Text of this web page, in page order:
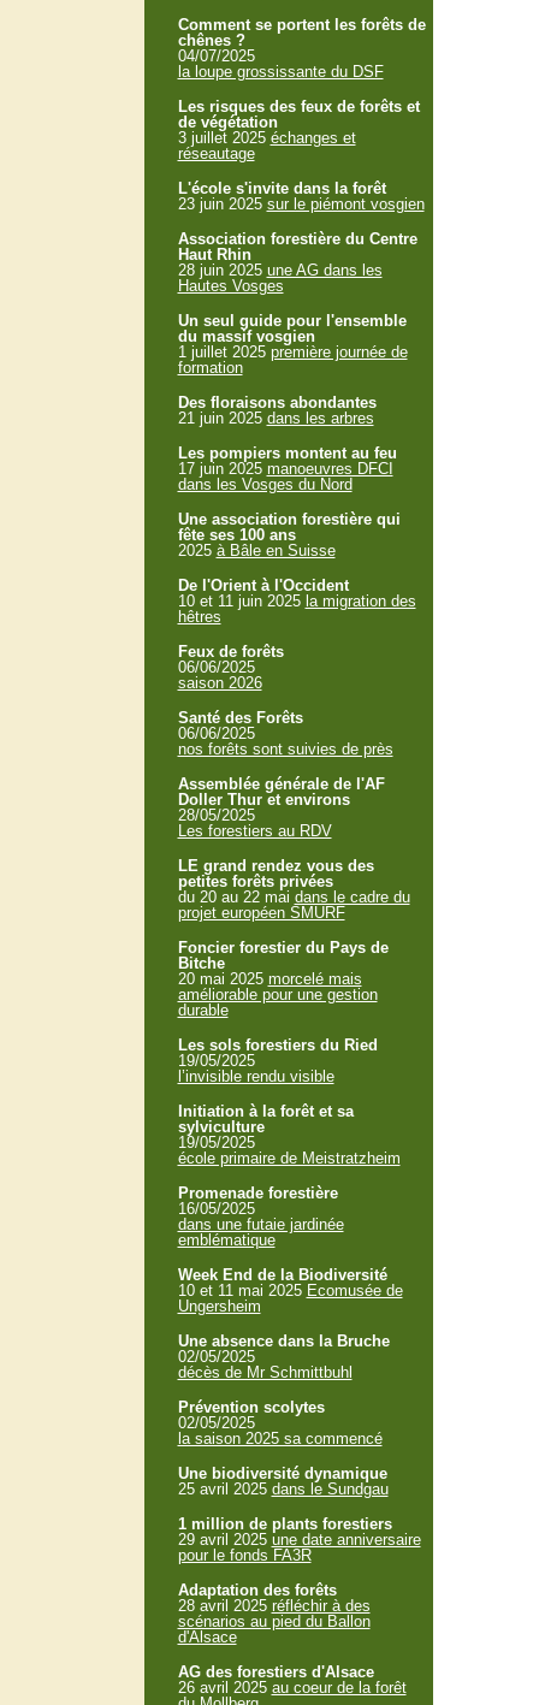
Comment se portent les forêts de
chênes ?
04/07/2025
la loupe grossissante du DSF
Les risques des feux de forêts et
de végétation
3 juillet 2025 échanges et
réseautage
L'école s'invite dans la forêt
23 juin 2025 sur le piémont vosgien
Association forestière du Centre
Haut Rhin
28 juin 2025 une AG dans les
Hautes Vosges
Un seul guide pour l'ensemble
du massif vosgien
1 juillet 2025 première journée de
formation
Des floraisons abondantes
21 juin 2025 dans les arbres
Les pompiers montent au feu
17 juin 2025 manoeuvres DFCI
dans les Vosges du Nord
Une association forestière qui
fête ses 100 ans
2025 à Bâle en Suisse
De l'Orient à l'Occident
10 et 11 juin 2025 la migration des
hêtres
Feux de forêts
06/06/2025
saison 2026
Santé des Forêts
06/06/2025
nos forêts sont suivies de près
Assemblée générale de l'AF
Doller Thur et environs
28/05/2025
Les forestiers au RDV
LE grand rendez vous des
petites forêts privées
du 20 au 22 mai dans le cadre du
projet européen SMURF
Foncier forestier du Pays de
Bitche
20 mai 2025 morcelé mais
améliorable pour une gestion
durable
Les sols forestiers du Ried
19/05/2025
l’invisible rendu visible
Initiation à la forêt et sa
sylviculture
19/05/2025
école primaire de Meistratzheim
Promenade forestière
16/05/2025
dans une futaie jardinée
emblématique
Week End de la Biodiversité
10 et 11 mai 2025 Ecomusée de
Ungersheim
Une absence dans la Bruche
02/05/2025
décès de Mr Schmittbuhl
Prévention scolytes
02/05/2025
la saison 2025 sa commencé
Une biodiversité dynamique
25 avril 2025 dans le Sundgau
1 million de plants forestiers
29 avril 2025 une date anniversaire
pour le fonds FA3R
Adaptation des forêts
28 avril 2025 réfléchir à des
scénarios au pied du Ballon
d'Alsace
AG des forestiers d'Alsace
26 avril 2025 au coeur de la forêt